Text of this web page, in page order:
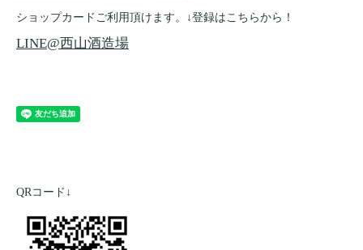
ショップカードご利用頂けます。↓登録はこちらから！
LINE@西山酒造場
QRコード↓